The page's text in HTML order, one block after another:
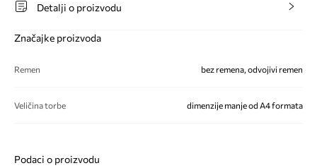
Detalji o proizvodu
Značajke proizvoda
Remen bez remena, odvojivi remen
Veličina torbe dimenzije manje od A4 formata
Podaci o proizvodu